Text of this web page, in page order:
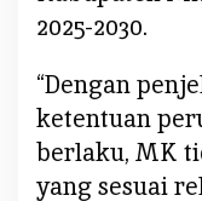
2025-2030.
“Dengan
ketentuan
berlaku, MK
yang sesuai